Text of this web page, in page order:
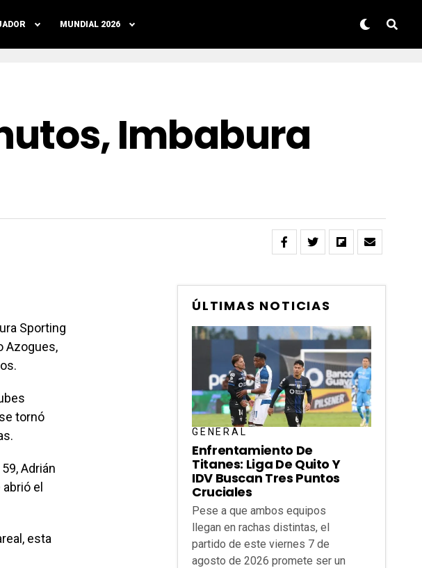
MUNDIAL 2026
Imbabura
Sporting
Azogues,
tornó
Adrián
el
esta
ÚLTIMAS NOTICIAS
GENERAL
Enfrentamiento De
Titanes: Liga De Quito Y
IDV Buscan Tres Puntos
Cruciales
Pese a que ambos equipos
llegan en rachas distintas, el
partido de este viernes 7 de
agosto de 2026 promete ser un